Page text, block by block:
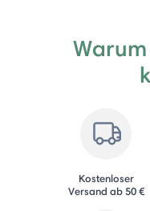
Kostenloser
Versand ab 50 €